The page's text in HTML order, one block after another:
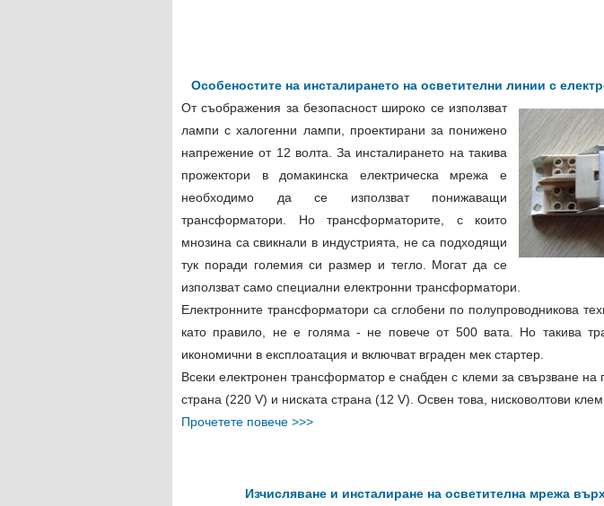
Особеностите на инсталирането на осветителни линии с
От съображения за безопасност широко се използват
лампи с халогенни лампи, проектирани за понижено
напрежение от 12 волта. За инсталирането на такива
прожектори в домакинска електрическа мрежа е
необходимо да се използват понижаващи
трансформатори. Но трансформаторите, с които
мнозина са свикнали в индустрията, не са подходящи
тук поради големия си размер и тегло. Могат да се
използват само специални електронни трансформатори.
Електронните трансформатори са сглобени по полупроводникова
като правило, не е голяма - не повече от 500 вата. Но такива
икономични в експлоатация и включват вграден мек стартер.
Всеки електронен трансформатор е снабден с клеми за свързване на
страна (220 V) и ниската страна (12 V). Освен това, нисковолтови
Прочетете повече >>>
Изчисляване и инсталиране на осветителна мрежа